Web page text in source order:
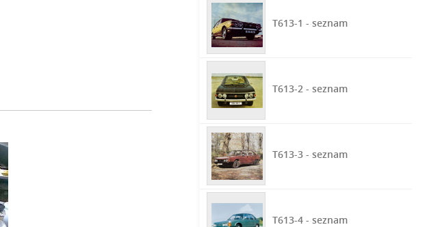
T613-1 - seznam
T613-2 - seznam
T613-3 - seznam
T613-4 - seznam